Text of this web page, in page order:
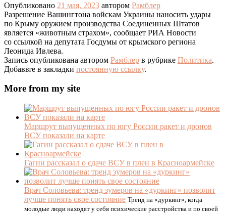
Опубликовано 21 мая, 2023 автором Рамблер
Разрешение Вашингтона войскам Украины наносить удары
по Крыму оружием производства Соединенных Штатов
является «животным страхом», сообщает РИА Новости
со ссылкой на депутата Госдумы от крымского региона
Леонида Ивлева.
Запись опубликована автором Рамблер в рубрике Политика.
Добавьте в закладки постоянную ссылку.
More from my site
Маршрут выпущенных по югу России ракет и дронов
ВСУ показали на карте
Гагин рассказал о сдаче ВСУ в плен в Красноармейске
Врач Соловьева: тренд зумеров на «дуркинг» позволит
лучше понять свое состояние Тренд на «дуркинг», когда
молодые люди находят у себя психические расстройства и по своей